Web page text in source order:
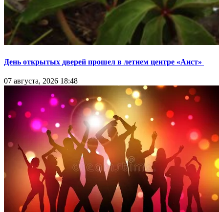
День открытых дверей прошел в летнем центре «Аист»
07 августа, 2026 18:48